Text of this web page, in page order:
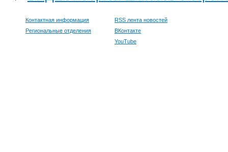
Контактная информация
Региональные отделения
RSS лента новостей
ВКонтакте
YouTube